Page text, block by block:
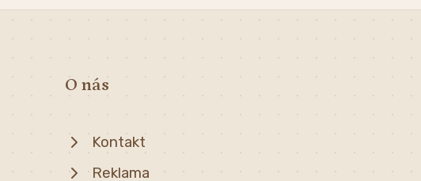
O nás
Kontakt
Reklama